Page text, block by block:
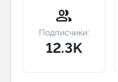
Newgroup
Подписчики:
12.3K